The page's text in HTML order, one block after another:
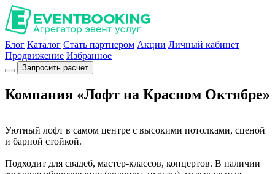
Блог Каталог Стать партнером Акции Личный кабинет
Продвижение Избранное
Запросить расчет
Компания «Лофт на Красном Октябре»
Уютный лофт в самом центре с высокими потолками, сценой
и барной стойкой.
Подходит для свадеб, мастер-классов, концертов. В наличии